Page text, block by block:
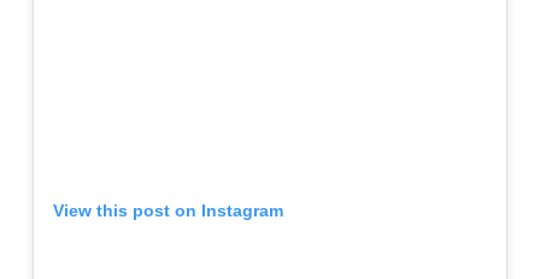
View this post on Instagram